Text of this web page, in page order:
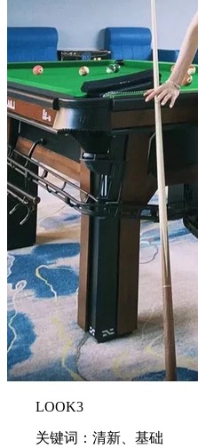
LOOK3
关键词：清新、基础